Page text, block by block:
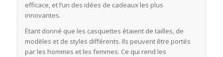
efficace, et l’un des idées de cadeaux les plus
innovantes.
Étant donné que les casquettes étaient de tailles, de
modèles et de styles différents. Ils peuvent être portés
par les hommes et les femmes. Ce qui rend les